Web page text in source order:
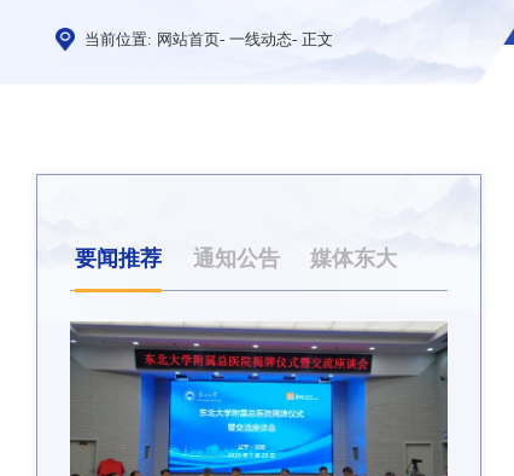
当前位置: 网站首页- 一线动态- 正文
要闻推荐 通知公告 媒体东大